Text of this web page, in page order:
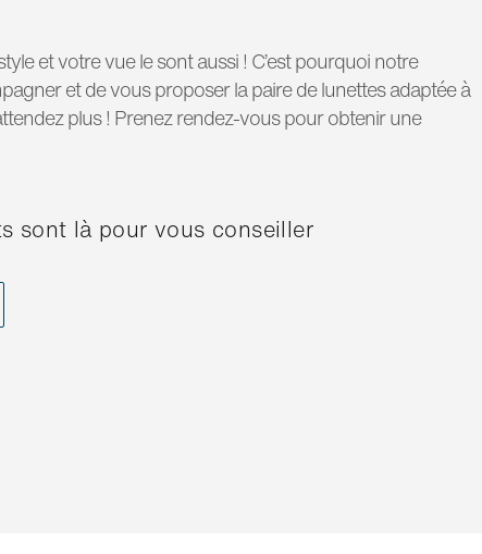
et votre vue le sont aussi ! C’est pourquoi notre
et de vous proposer la paire de lunettes adaptée à
plus ! Prenez rendez-vous pour obtenir une
sont là pour vous conseiller